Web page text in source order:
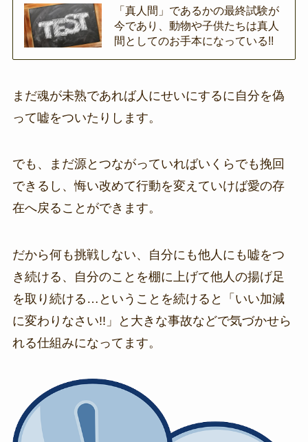
「真人間」であるかの最終試験が
今であり、動物や子供たちは真人
間としてのお手本になっている!!
まだ魂が未熟であれば人にせいにするに自分を偽
って嘘をついたりします。
でも、まだ源とつながっていればいくらでも挽回
できるし、悔い改めて行動を変えていけば愛の存
在へ戻ることができます。
だから何も挑戦しない、自分にも他人にも嘘をつ
き続ける、自分のことを棚に上げて他人の揚げ足
を取り続ける…ということを続けると「いい加減
に変わりなさい!!」と大きな事故などで気づかせら
れる仕組みになってます。